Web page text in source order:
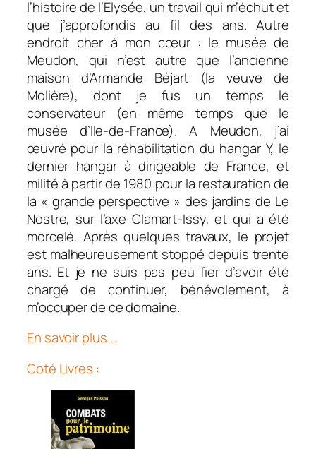
l’histoire de l’Elysée, un travail qui m’échut et
que j’approfondis au fil des ans. Autre
endroit cher à mon cœur : le musée de
Meudon, qui n’est autre que l’ancienne
maison d’Armande Béjart (la veuve de
Molière), dont je fus un temps le
conservateur (en même temps que le
musée d’Ile-de-France). A Meudon, j’ai
œuvré pour la réhabilitation du hangar Y, le
dernier hangar à dirigeable de France, et
milité à partir de 1980 pour la restauration de
la « grande perspective » des jardins de Le
Nostre, sur l’axe Clamart-Issy, et qui a été
morcelé. Après quelques travaux, le projet
est malheureusement stoppé depuis trente
ans. Et je ne suis pas peu fier d’avoir été
chargé de continuer, bénévolement, à
m’occuper de ce domaine.
En savoir plus …
Coté Livres :